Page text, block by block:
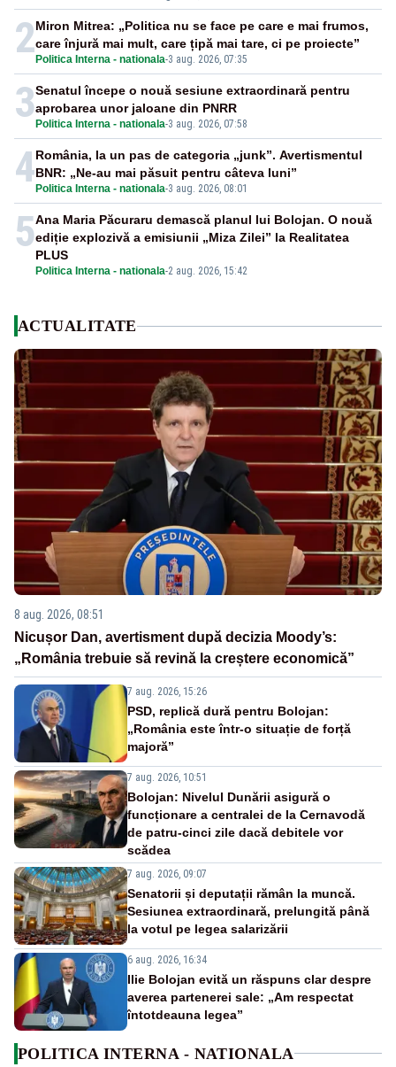
2 Politica Interna - nationala-3 aug. 2026, 07:35
Miron Mitrea: „Politica nu se face pe care e mai frumos,
care înjură mai mult, care țipă mai tare, ci pe proiecte”
3 Politica Interna - nationala-3 aug. 2026, 07:58
Senatul începe o nouă sesiune extraordinară pentru
aprobarea unor jaloane din PNRR
4 Politica Interna - nationala-3 aug. 2026, 08:01
România, la un pas de categoria „junk”. Avertismentul
BNR: „Ne-au mai păsuit pentru câteva luni”
5
Politica Interna - nationala-2 aug. 2026, 15:42
Ana Maria Păcuraru demască planul lui Bolojan. O nouă
ediție explozivă a emisiunii „Miza Zilei” la Realitatea
PLUS
ACTUALITATE
8 aug. 2026, 08:51
Nicușor Dan, avertisment după decizia Moody’s:
„România trebuie să revină la creștere economică”
7 aug. 2026, 15:26
PSD, replică dură pentru Bolojan:
„România este într-o situație de forță
majoră”
7 aug. 2026, 10:51
Bolojan: Nivelul Dunării asigură o
funcționare a centralei de la Cernavodă
de patru-cinci zile dacă debitele vor
scădea
7 aug. 2026, 09:07
Senatorii și deputații rămân la muncă.
Sesiunea extraordinară, prelungită până
la votul pe legea salarizării
6 aug. 2026, 16:34
Ilie Bolojan evită un răspuns clar despre
averea partenerei sale: „Am respectat
întotdeauna legea”
POLITICA INTERNA - NATIONALA